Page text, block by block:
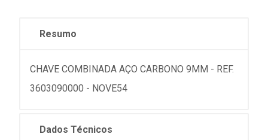
Resumo
CHAVE COMBINADA AÇO CARBONO 9MM - REF.
3603090000 - NOVE54
Dados Técnicos